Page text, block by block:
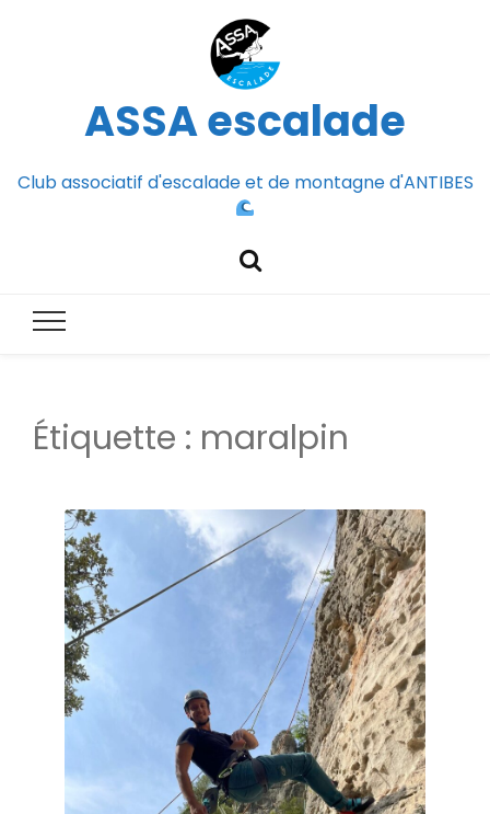
ASSA escalade
Club associatif d'escalade et de montagne d'ANTIBES
Étiquette : maralpin